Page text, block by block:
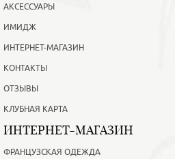
АКСЕССУАРЫ
ИМИДЖ
ИНТЕРНЕТ-МАГАЗИН
КОНТАКТЫ
ОТЗЫВЫ
КЛУБНАЯ КАРТА
ИНТЕРНЕТ-МАГАЗИН
ФРАНЦУЗСКАЯ ОДЕЖДА